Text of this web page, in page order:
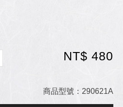
NT$ 480
商品型號：290621A